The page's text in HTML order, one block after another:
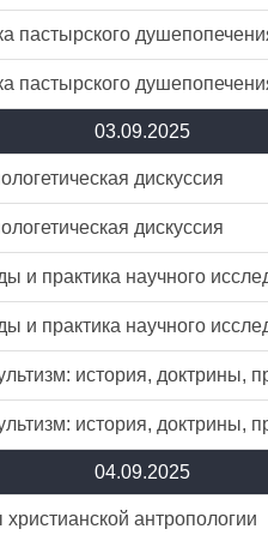
пастырского
пастырского
03.09.2025
дискуссия
дискуссия
и практика научного
и практика научного
история, доктрины,
история, доктрины,
04.09.2025
антропологии